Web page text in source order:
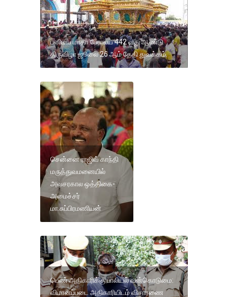
பனிமய மாதா பேராலய 442 வது ஆண்டு
திருவிழா ஜூலை 26 ஆம் தேதி துவக்கம்.
சென்னை ராஜிவ் காந்தி
மருத்துவமனையில்
அவசரகால ஒத்திகை-
அமைச்சர்
மா.சுப்பிரமணியன்
பெண் அதிகாரிக்கு பாலியல் வன்கொடுமை:
விமானப்படை அதிகாரியிடம் விசாரணை